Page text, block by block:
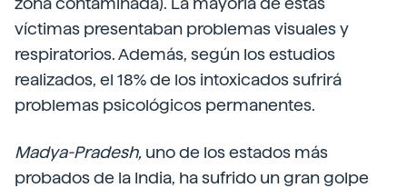
víctimas presentaban problemas visuales y
respiratorios. Además, según los estudios
realizados, el 18% de los intoxicados sufrirá
problemas psicológicos permanentes.
Madya-Pradesh, uno de los estados más
probados de la India, ha sufrido un gran golpe